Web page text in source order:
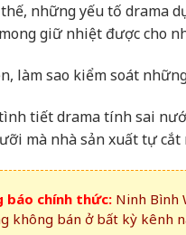
những yếu tố drama
giữ nhiệt được cho
làm sao kiểm soát
tiết drama tính sai
mà nhà sản xuất tự
báo chính thức: Ninh Bình
không bán ở bất kỳ kênh